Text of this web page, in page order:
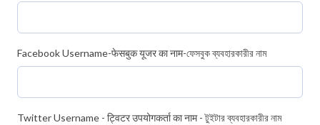
Facebook Username-फेसबुक यूजर का नाम-ফেসবুক ব্যবহারকারীর নাম
Twitter Username - ट्विटर उपयोगकर्ता का नाम - টুইটার ব্যবহারকারীর নাম